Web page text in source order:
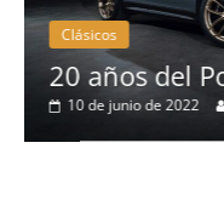
Clásicos
20 años del
10 de junio de 2022